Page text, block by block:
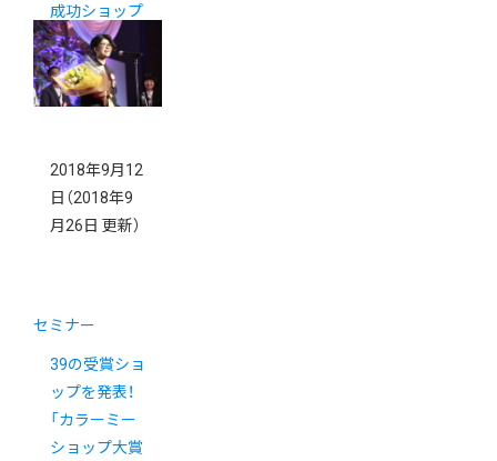
成功ショップ
の運営秘話ま
でご紹介
2018年9月12
日 （2018年9
月26日 更新）
セミナー
39の受賞ショ
ップを発表！
「カラーミー
ショップ大賞